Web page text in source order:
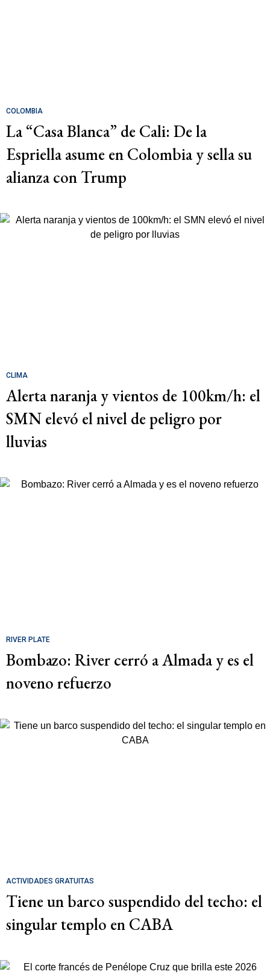
COLOMBIA
La “Casa Blanca” de Cali: De la
Espriella asume en Colombia y sella su
alianza con Trump
CLIMA
Alerta naranja y vientos de 100km/h: el
SMN elevó el nivel de peligro por
lluvias
RIVER PLATE
Bombazo: River cerró a Almada y es el
noveno refuerzo
ACTIVIDADES GRATUITAS
Tiene un barco suspendido del techo: el
singular templo en CABA